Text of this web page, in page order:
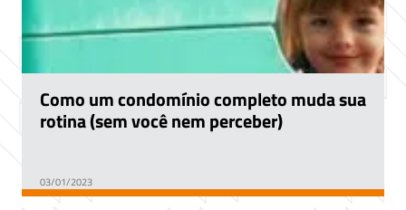
Como um condomínio completo muda sua
rotina (sem você nem perceber)
03/01/2023